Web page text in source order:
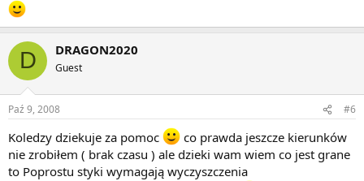
D DRAGON2020
Guest
Paź 9, 2008 #6
Koledzy dziekuje za pomoc
co prawda jeszcze kierunków
nie zrobiłem ( brak czasu ) ale dzieki wam wiem co jest grane
to Poprostu styki wymagają wyczyszczenia